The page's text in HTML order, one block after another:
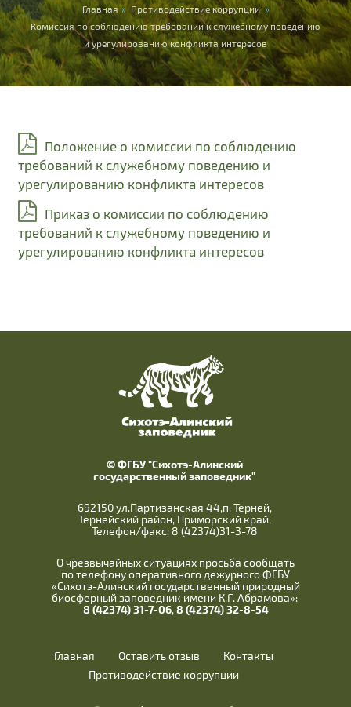
Вы здесь
Главная » Противодействие коррупции »
Комиссия по соблюдению требований к служебному поведению
и урегулированию конфликта интересов
Положение о комиссии по соблюдению
требований к служебному поведению и
урегулированию конфликта интересов
Приказ о комиссии по соблюдению
требований к служебному поведению и
урегулированию конфликта интересов
© ФГБУ "Сихотэ-Алинский
государственный заповедник"
692150 ул.Партизанская 44,п. Терней,
Тернейский район, Приморский край,
Телефон/факс: 8 (42374)31-3-78
О чрезвычайных ситуациях просьба сообщать
по телефону оперативного дежурного ФГБУ
«Сихотэ-Алинский государственный природный
биосферный заповедник имени К.Г. Абрамова»:
8 (42374) 31-7-06,8 (42374) 32-8-54
Главная Оставить отзыв
Контакты
Противодействие коррупции